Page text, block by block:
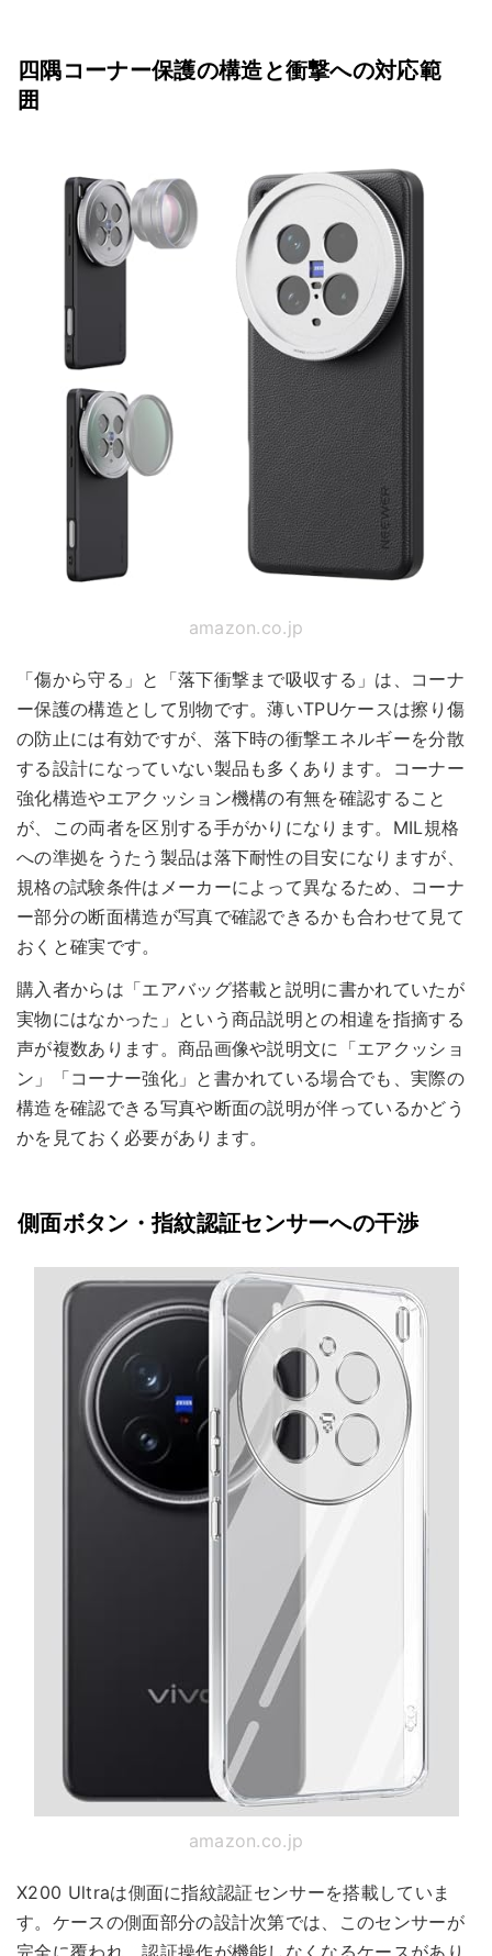
四隅コーナー保護の構造と衝撃への対応範
囲
amazon.co.jp
「傷から守る」と「落下衝撃まで吸収する」は、コーナ
ー保護の構造として別物です。薄いTPUケースは擦り傷
の防止には有効ですが、落下時の衝撃エネルギーを分散
する設計になっていない製品も多くあります。コーナー
強化構造やエアクッション機構の有無を確認すること
が、この両者を区別する手がかりになります。MIL規格
への準拠をうたう製品は落下耐性の目安になりますが、
規格の試験条件はメーカーによって異なるため、コーナ
ー部分の断面構造が写真で確認できるかも合わせて見て
おくと確実です。
購入者からは「エアバッグ搭載と説明に書かれていたが
実物にはなかった」という商品説明との相違を指摘する
声が複数あります。商品画像や説明文に「エアクッショ
ン」「コーナー強化」と書かれている場合でも、実際の
構造を確認できる写真や断面の説明が伴っているかどう
かを見ておく必要があります。
側面ボタン・指紋認証センサーへの干渉
amazon.co.jp
X200 Ultraは側面に指紋認証センサーを搭載していま
す。ケースの側面部分の設計次第では、このセンサーが
完全に覆われ、認証操作が機能しなくなるケースがあり